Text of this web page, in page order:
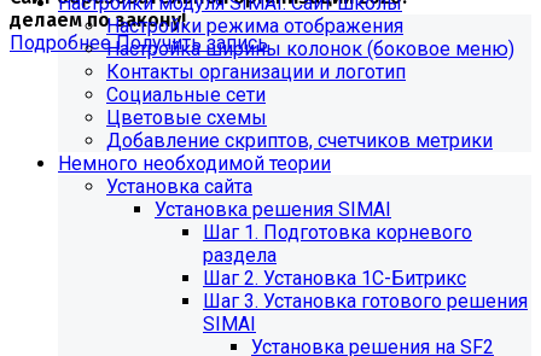
делаем по закону!
ПодробнееПолучить запись
Настройки режима отображения
Настройка ширины колонок (боковое меню)
Контакты организации и логотип
Социальные сети
Цветовые схемы
Добавление скриптов, счетчиков метрики
Немного необходимой теории
Установка сайта
Установка решения SIMAI
Шаг 1. Подготовка корневого
раздела
Шаг 2. Установка 1С-Битрикс
Шаг 3. Установка готового решения
SIMAI
Установка решения на SF2